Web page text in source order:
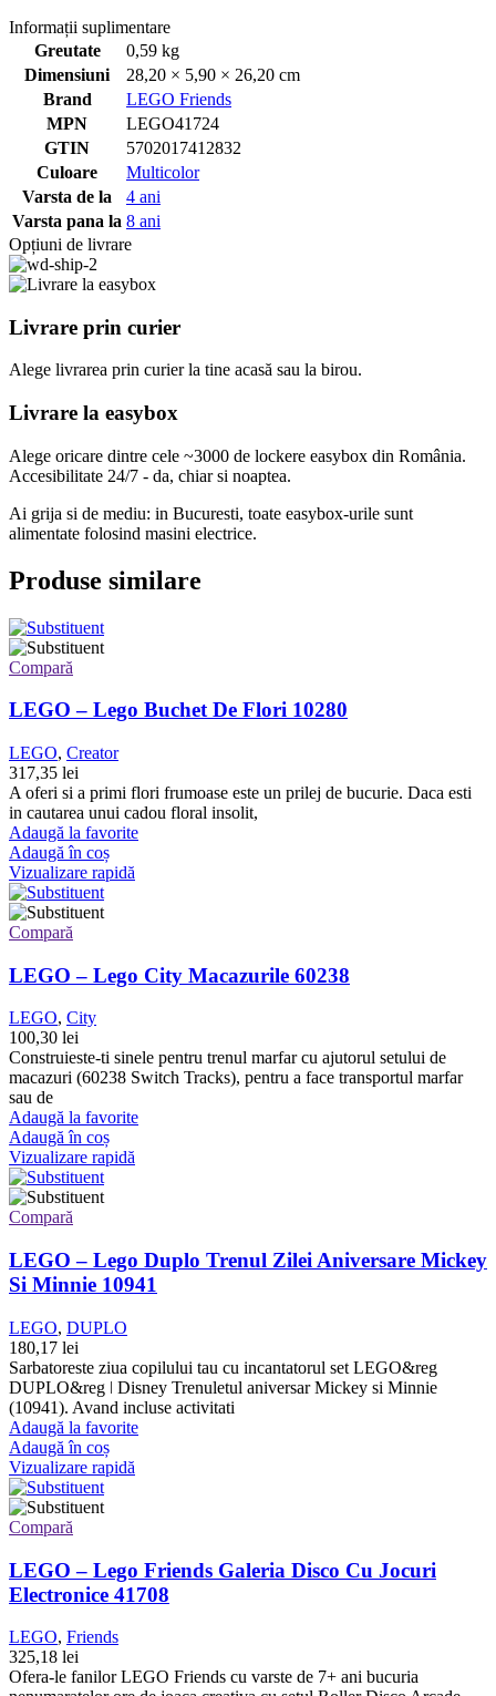
Informații suplimentare
Greutate
0,59 kg
Dimensiuni
28,20 × 5,90 × 26,20 cm
Brand
LEGO Friends
MPN
LEGO41724
GTIN
5702017412832
Culoare
Multicolor
Varsta de la
4 ani
Varsta pana la 8 ani
Opțiuni de livrare
Livrare prin curier
Alege livrarea prin curierla tine acasă sau la birou.
Livrare la easybox
Alege oricare dintre cele ~3000 de lockere easybox din România.
Accesibilitate 24/7 - da, chiar si noaptea.
Ai grija si de mediu: in Bucuresti, toate easybox-urile sunt
alimentate folosind masini electrice.
Produse similare
Compară
LEGO – Lego Buchet De Flori 10280
LEGO, Creator
317,35 lei
A oferi si a primi flori frumoase este un prilej de bucurie. Daca esti
in cautarea unui cadou floral insolit,
Adaugă la favorite
Adaugă în coș
Vizualizare rapidă
Compară
LEGO – Lego City Macazurile 60238
LEGO, City
100,30 lei
Construieste-ti sinele pentru trenul marfar cu ajutorul setului de
macazuri (60238 Switch Tracks), pentru a face transportul marfar
sau de
Adaugă la favorite
Adaugă în coș
Vizualizare rapidă
Compară
LEGO – Lego Duplo Trenul Zilei Aniversare Mickey
Si Minnie 10941
LEGO, DUPLO
180,17 lei
Sarbatoreste ziua copilului tau cu incantatorul set LEGO&reg
DUPLO&reg ǀ Disney Trenuletul aniversar Mickey si Minnie
(10941). Avand incluse activitati
Adaugă la favorite
Adaugă în coș
Vizualizare rapidă
Compară
LEGO – Lego Friends Galeria Disco Cu Jocuri
Electronice 41708
LEGO, Friends
325,18 lei
Ofera-le fanilor LEGO Friends cu varste de 7+ ani bucuria